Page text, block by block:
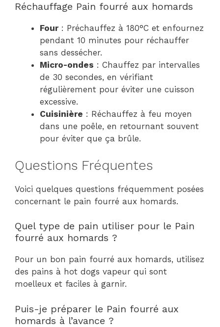
Réchauffage Pain fourré aux homards
Four: Préchauffez à 180°C et enfournez
pendant 10 minutes pour réchauffer
sans dessécher.
Micro-ondes : Chauffez par intervalles
de 30 secondes, en vérifiant
régulièrement pour éviter une cuisson
excessive.
Cuisinière : Réchauffez à feu moyen
dans une poêle, en retournant souvent
pour éviter que ça brûle.
Questions Fréquentes
Voici quelques questions fréquemment posées
concernant le pain fourré aux homards.
Quel type de pain utiliser pour le Pain
fourré aux homards ?
Pour un bon pain fourré aux homards, utilisez
des pains à hot dogs vapeur qui sont
moelleux et faciles à garnir.
Puis-je préparer le Pain fourré aux
homards à l’avance ?